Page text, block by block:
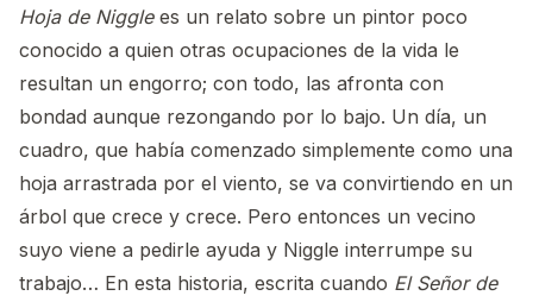
Hoja de Nigglees un relato sobre un pintor poco
conocido a quien otras ocupaciones de la vida le
resultan un engorro; con todo, las afronta con
bondad aunque rezongando por lo bajo. Un día, un
cuadro, que había comenzado simplemente como una
hoja arrastrada por el viento, se va convirtiendo en un
árbol que crece y crece. Pero entonces un vecino
suyo viene a pedirle ayuda y Niggle interrumpe su
trabajo… En esta historia, escrita cuando El Señor de